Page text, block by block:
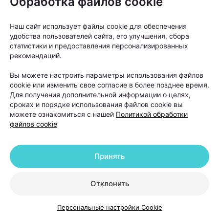
атеросклероза;
запускает пероксидное окисление липидов,
воспалительный ответ в тканях, влияние на
иммунитет, повышение риска развития
опухолевых процессов, ускорение процессов
старения;
способствует усугублению или развитию
эстрогендоминирования (особенно у тех, кого
эндометрия, мастопатия и другие).
Наш сайт использует файлы cookie для обеспечения
удобства пользователей сайта, его улучшения, сбора
статистики и предоставления персонализированных
рекомендаций.
Вы можете настроить параметры использования файлов
cookie или изменить свое согласие в более позднее время.
Для получения дополнительной информации о целях,
сроках и порядке использования файлов cookie вы
можете ознакомиться с нашей Политикой обработки
файлов cookie
Отклонить
Принять
Персональные настройки Cookie